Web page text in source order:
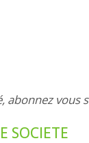
abonnez vous
SOCIETE